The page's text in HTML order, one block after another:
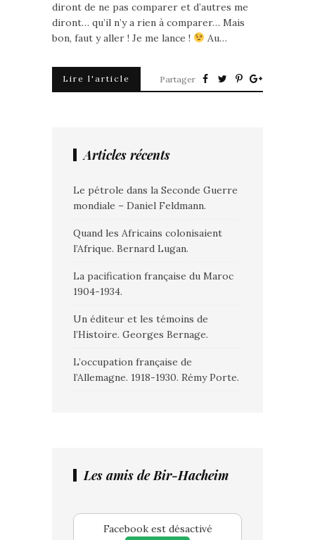
diront de ne pas comparer et d’autres me
diront… qu’il n’y a rien à comparer… Mais
bon, faut y aller ! Je me lance !
Au…
Lire l'article Partager
Articles récents
Le pétrole dans la Seconde Guerre
mondiale – Daniel Feldmann.
Quand les Africains colonisaient
l’Afrique. Bernard Lugan.
La pacification française du Maroc
1904-1934.
Un éditeur et les témoins de
l’Histoire. Georges Bernage.
L’occupation française de
l’Allemagne. 1918-1930. Rémy Porte.
Les amis de Bir-Hacheim
Facebook est désactivé